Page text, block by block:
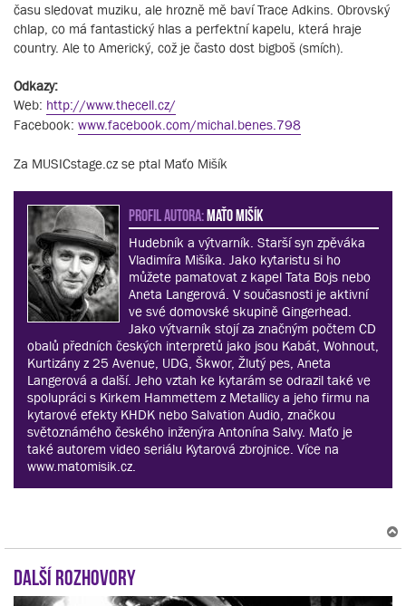
času sledovat muziku, ale hrozně mě baví Trace Adkins. Obrovský
chlap, co má fantastický hlas a perfektní kapelu, která hraje
country. Ale to Americký, což je často dost bigboš (smích).
Odkazy:
Web: http://www.thecell.cz/
Facebook: www.facebook.com/michal.benes.798
Za MUSICstage.cz se ptal Maťo Mišík
PROFIL AUTORA:Maťo Mišík
Hudebník a výtvarník. Starší syn zpěváka
Vladimíra Mišíka. Jako kytaristu si ho
můžete pamatovat z kapel Tata Bojs nebo
Aneta Langerová. V současnosti je aktivní
ve své domovské skupině Gingerhead.
Jako výtvarník stojí za značným počtem CD
obalů předních českých interpretů jako jsou Kabát, Wohnout,
Kurtizány z 25 Avenue, UDG, Škwor, Žlutý pes, Aneta
Langerová a další. Jeho vztah ke kytarám se odrazil také ve
spolupráci s Kirkem Hammettem z Metallicy a jeho firmu na
kytarové efekty KHDK nebo Salvation Audio, značkou
světoznámého českého inženýra Antonína Salvy. Maťo je
také autorem video seriálu Kytarová zbrojnice. Více na
www.matomisik.cz.
Další rozhovory